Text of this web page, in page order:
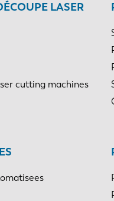
LASER
cutting machines